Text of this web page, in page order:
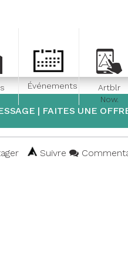
Événements
Artblr
Now.
| FAITES UNE
Suivre